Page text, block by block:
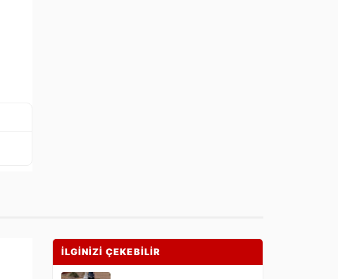
İLGİNİZİ ÇEKEBİLİR